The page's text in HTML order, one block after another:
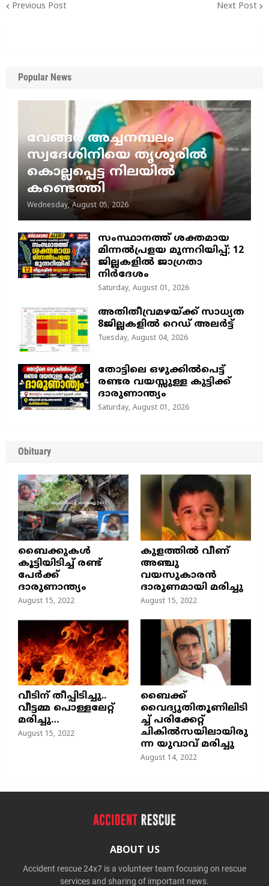
Previous Post Next Post
Popular News
വേങ്ങര അച്ചനമ്പലം
സ്വദേശിനിയെ തൃശൂരിൽ
കൊല്ലപ്പെട്ട നിലയിൽ
കണ്ടെത്തി
Wednesday, August 05, 2026
സംസ്ഥാനത്ത് ശക്തമായ
മിന്നൽപ്രളയ മുന്നറിയിപ്പ്; 12
ജില്ലകളിൽ ജാഗ്രതാ
നിർദേശം
Saturday, August 01, 2026
അതിതീവ്രമഴയ്ക്ക് സാധ്യത
8ജില്ലകളിൽ റെഡ് അലർട്ട്
Tuesday, August 04, 2026
തോട്ടിലെ ഒഴുക്കിൽപെട്ട്
രണ്ടര വയസ്സുള്ള കുട്ടിക്ക്
ദാരുണാന്ത്യം
Saturday, August 01, 2026
Obituary
ബൈക്കുകൾ
കൂട്ടിയിടിച്ച് രണ്ട്
പേർക്ക്
ദാരുണാന്ത്യം
August 15, 2022
കുളത്തില്‍ വീണ്
അഞ്ചു
വയസുകാരന്‍
ദാരുണമായി മരിച്ചു
August 15, 2022
വീടിന് തീപ്പിടിച്ചു..
വീട്ടമ്മ പൊള്ളലേറ്റ്
മരിച്ചു…
August 15, 2022
ബൈക്ക്
വൈദ്യുതിതൂണിലിടി
ച്ച്‌ പരിക്കേറ്റ്
ചികില്‍സയിലായിരു
ന്ന യുവാവ് മരിച്ചു
August 14, 2022
ABOUT US
Accident rescue 24x7 is a volunteer team focusing on rescue
services and sharing of important news.